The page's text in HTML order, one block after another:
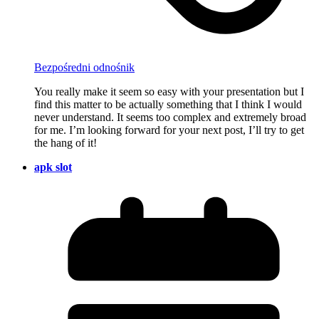
Bezpośredni odnośnik
You really make it seem so easy with your presentation but I
find this matter to be actually something that I think I would
never understand. It seems too complex and extremely broad
for me. I’m looking forward for your next post, I’ll try to get
the hang of it!
apk slot